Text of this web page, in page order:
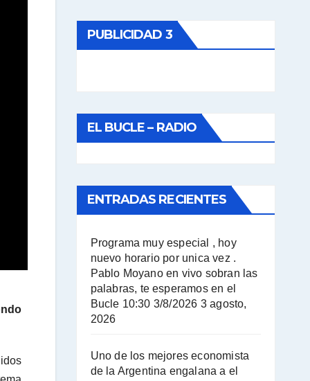
PUBLICIDAD 3
EL BUCLE – RADIO
ENTRADAS RECIENTES
Programa muy especial , hoy
nuevo horario por unica vez .
Pablo Moyano en vivo sobran las
palabras, te esperamos en el
Bucle 10:30 3/8/2026 3 agosto,
2026
Uno de los mejores economista
de la Argentina engalana a el